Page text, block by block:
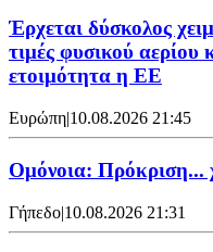
Έρχεται δύσκολος
τιμές φυσικού
ετοιμότητα η ΕΕ
Ευρώπη|10.08.2026 21:45
Ομόνοια: Πρόκριση...
Γήπεδο|10.08.2026 21:31